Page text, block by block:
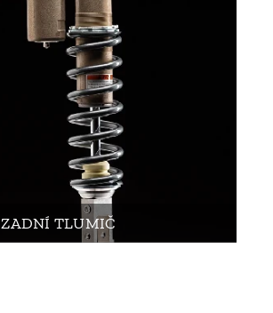
ZADNÍ TLUMIČ